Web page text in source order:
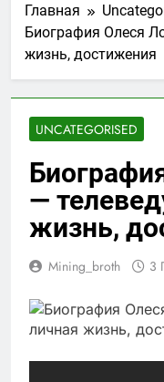
Главная
Биография Олеся
жизнь, достижения
UNCATEGORISED
—
жизнь,
Mining_broth 3